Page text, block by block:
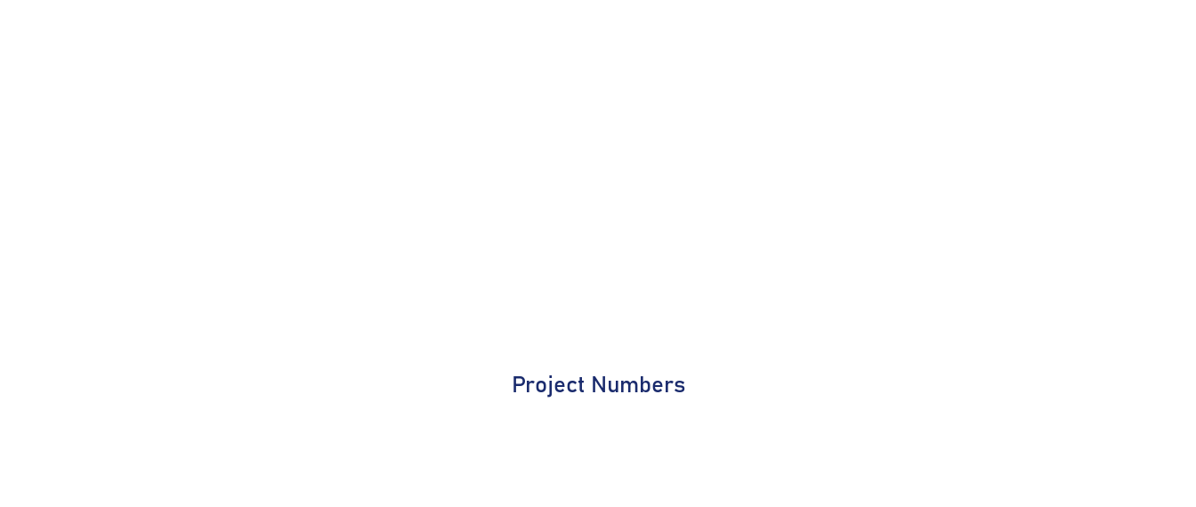
Project Numbers